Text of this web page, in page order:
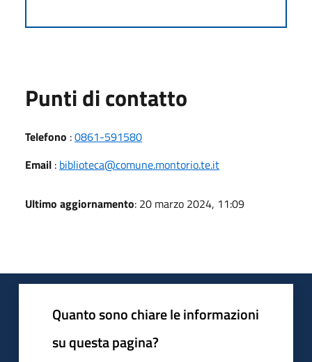
Punti di contatto
Telefono :0861-591580
Email : biblioteca@comune.montorio.te.it
Ultimo aggiornamento: 20 marzo 2024, 11:09
Quanto sono chiare le informazioni
su questa pagina?